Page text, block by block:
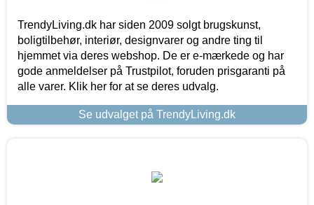
TrendyLiving.dk har siden 2009 solgt brugskunst,
boligtilbehør, interiør, designvarer og andre ting til
hjemmet via deres webshop. De er e-mærkede og har
gode anmeldelser på Trustpilot, foruden prisgaranti på
alle varer. Klik her for at se deres udvalg.
Se udvalget på TrendyLiving.dk